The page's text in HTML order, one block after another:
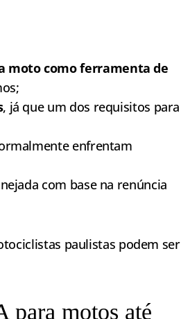
moto como ferramenta de
, já que um dos requisitos para
enfrentam
com base na renúncia
paulistas podem ser
para motos até